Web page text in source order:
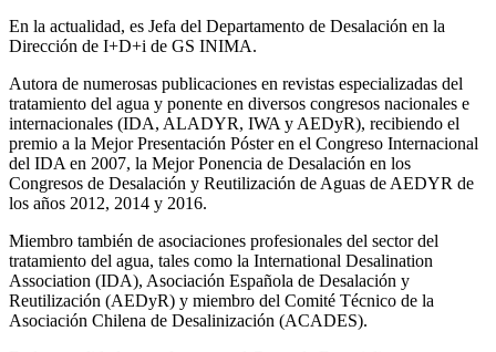
En la actualidad, es Jefa del Departamento de Desalación en la
Dirección de I+D+i de GS INIMA.
Autora de numerosas publicaciones en revistas especializadas del
tratamiento del agua y ponente en diversos congresos nacionales e
internacionales (IDA, ALADYR, IWA y AEDyR), recibiendo el
premio a la Mejor Presentación Póster en el Congreso Internacional
del IDA en 2007, la Mejor Ponencia de Desalación en los
Congresos de Desalación y Reutilización de Aguas de AEDYR de
los años 2012, 2014 y 2016.
Miembro también de asociaciones profesionales del sector del
tratamiento del agua, tales como la International Desalination
Association (IDA), Asociación Española de Desalación y
Reutilización (AEDyR) y miembro del Comité Técnico de la
Asociación Chilena de Desalinización (ACADES).